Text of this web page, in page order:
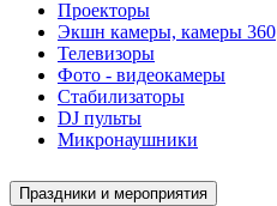
Проекторы
Экшн камеры, камеры 360
Телевизоры
Фото - видеокамеры
Стабилизаторы
DJ пульты
Микронаушники
Праздники и мероприятия